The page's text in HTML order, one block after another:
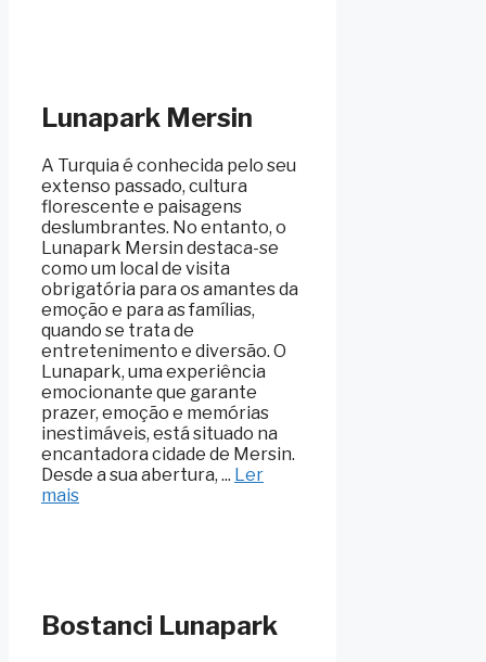
Lunapark Mersin
A Turquia é conhecida pelo seu
extenso passado, cultura
florescente e paisagens
deslumbrantes. No entanto, o
Lunapark Mersin destaca-se
como um local de visita
obrigatória para os amantes da
emoção e para as famílias,
quando se trata de
entretenimento e diversão. O
Lunapark, uma experiência
emocionante que garante
prazer, emoção e memórias
inestimáveis, está situado na
encantadora cidade de Mersin.
Desde a sua abertura, ... Ler
mais
Bostanci Lunapark